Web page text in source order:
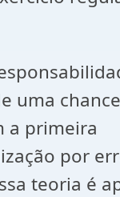
uma
a primeira
por
teoria é